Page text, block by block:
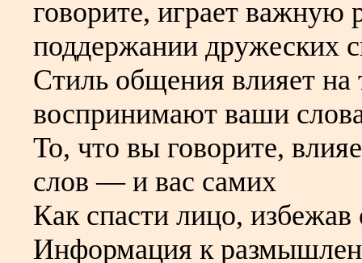
говорите, играет важную
поддержании дружеских
Стиль общения влияет на
воспринимают ваши
То, что вы говорите,
слов — и вас самих
Как спасти лицо, избежав
Информация к